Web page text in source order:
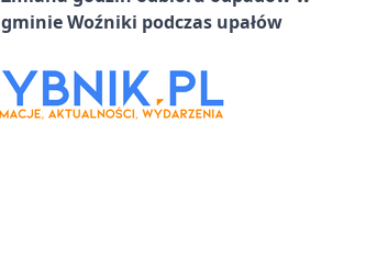
gminie Woźniki podczas upałów